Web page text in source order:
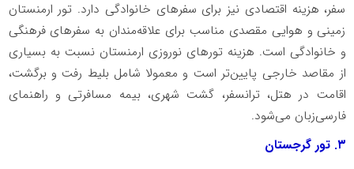
سفر، هزینه اقتصادی نیز برای سفرهای خانوادگی دارد. تور ارمنستان
زمینی و هوایی مقصدی مناسب برای علاقه‌مندان به سفرهای فرهنگی
و خانوادگی است. هزینه تورهای نوروزی ارمنستان نسبت به بسیاری
از مقاصد خارجی پایین‌تر است و معمولا شامل بلیط رفت و برگشت،
اقامت در هتل، ترانسفر، گشت شهری، بیمه مسافرتی و راهنمای
فارسی‌زبان می‌شود.
۳. تور گرجستان